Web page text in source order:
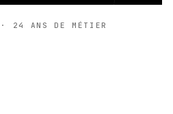
· 24 ANS DE MÉTIER